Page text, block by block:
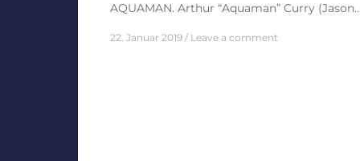
AQUAMAN. Arthur “Aquaman” Curry
22. Januar 2019 Leave a comment